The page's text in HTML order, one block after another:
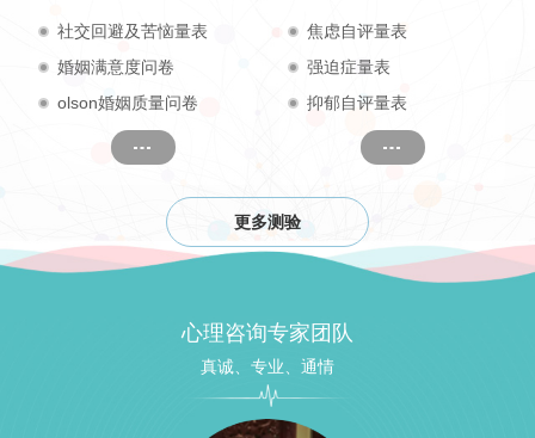
社交回避及苦恼量表
婚姻满意度问卷
olson婚姻质量问卷
焦虑自评量表
强迫症量表
抑郁自评量表
更多测验
心理咨询专家团队
真诚、专业、通情